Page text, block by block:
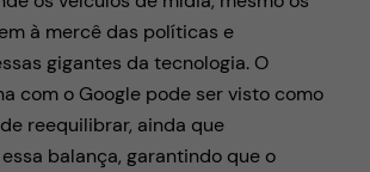
à mercê das políticas e
gigantes da tecnologia. O
com o Google pode ser visto como
reequilibrar, ainda que
balança, garantindo que o